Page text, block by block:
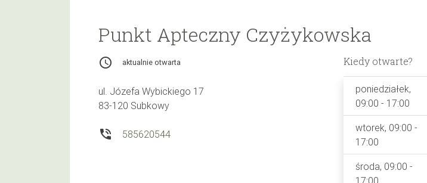
Punkt Apteczny Czyżykowska
access_time aktualnie otwarta
ul. Józefa Wybickiego 17
83-120 Subkowy
phone_in_talk 585620544
Kiedy otwarte?
poniedziałek,
09:00 - 17:00
wtorek, 09:00 -
17:00
środa, 09:00 -
17:00